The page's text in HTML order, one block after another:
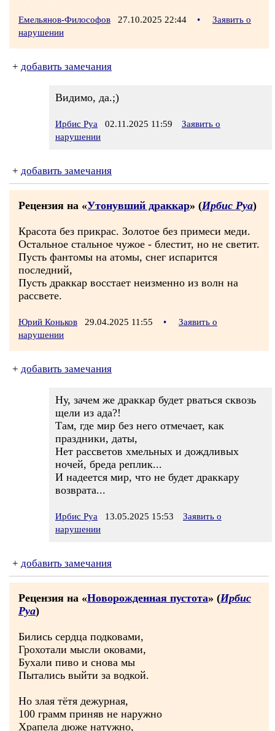
Емельянов-Философов 27.10.2025 22:44 •
Заявить о
нарушении
+ добавить замечания
Видимо, да.;)
Ирбис Руа 02.11.2025 11:59
Заявить о
нарушении
+ добавить замечания
Рецензия на «Утонувший драккар» (Ирбис Руа)
Красота без прикрас. Золотое без примеси меди.
Остальное стальное чужое - блестит, но не светит.
Пусть фантомы на атомы, снег испарится
последний,
Пусть драккар восстает неизменно из волн на
рассвете.
Юрий Коньков 29.04.2025 11:55 •
Заявить о
нарушении
+ добавить замечания
Ну, зачем же драккар будет рваться сквозь
щели из ада?!
Там, где мир без него отмечает, как
праздники, даты,
Нет рассветов хмельных и дождливых
ночей, бреда реплик...
И надеется мир, что не будет драккару
возврата...
Ирбис Руа 13.05.2025 15:53
Заявить о
нарушении
+ добавить замечания
Рецензия на «Новорожденная пустота» (Ирбис
Руа)
Бились сердца подковами,
Грохотали мысли оковами,
Бухали пиво и снова мы
Пытались выйти за водкой.
Но злая тётя дежурная,
100 грамм приняв не наружно
Храпела дюже натужно,